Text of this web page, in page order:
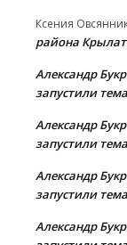
Ксения
района
Александр
запустили
Александр
запустили
Александр
запустили
Александр